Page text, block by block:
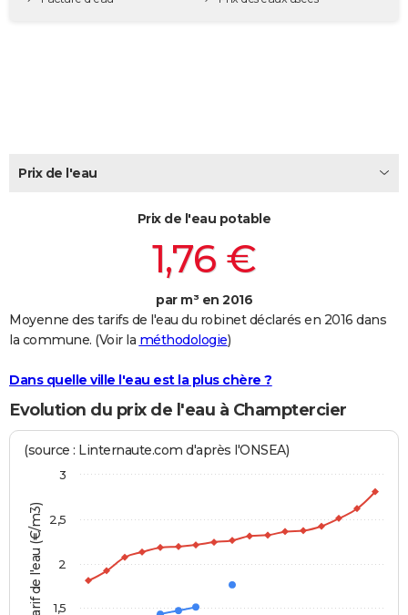
Carte de Noël
Carte Bonne année
Carte Saint-Valentin
Carte Pâques
Carte d'anniversaire
DICTIONNAIRE
FORUM
Prix de l'eau
Prix de l'eau potable
1,76 €
par m³ en 2016
Moyenne des tarifs de l'eau du robinet déclarés en 2016 dans
la commune. (Voir la méthodologie)
Dans quelle ville l'eau est la plus chère ?
Evolution du prix de l'eau à Champtercier
Tarif de l'eau (€/m3)
(source : Linternaute.com d'après l'ONSEA)
1,5
2
2,5
3